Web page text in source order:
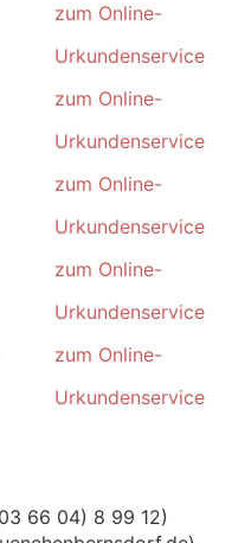
zum Online-
Urkundenservice
zum Online-
Urkundenservice
zum Online-
Urkundenservice
zum Online-
Urkundenservice
zum Online-
Urkundenservice
)